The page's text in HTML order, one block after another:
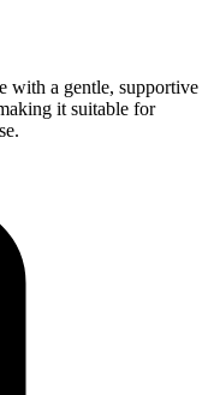
with a gentle, supportive
it suitable for